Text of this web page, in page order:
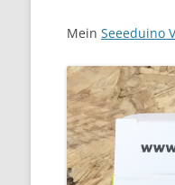
Mein Seeeduino